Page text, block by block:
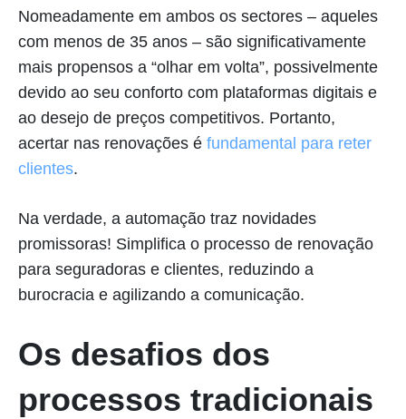
Nomeadamente em ambos os sectores – aqueles
com menos de 35 anos – são significativamente
mais propensos a “olhar em volta”, possivelmente
devido ao seu conforto com plataformas digitais e
ao desejo de preços competitivos. Portanto,
acertar nas renovações é fundamental para reter
clientes.
Na verdade, a automação traz novidades
promissoras! Simplifica o processo de renovação
para seguradoras e clientes, reduzindo a
burocracia e agilizando a comunicação.
Os desafios dos
processos tradicionais